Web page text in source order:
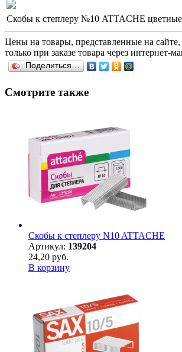
Скобы к степлеру №10 ATTACHE цветные
Цены на товары, представленные на
только при заказе товара через интернет-
Поделиться…
Смотрите также
Скобы к степлеру N10 ATTACHE
Артикул: 139204
24,20 руб.
В корзину